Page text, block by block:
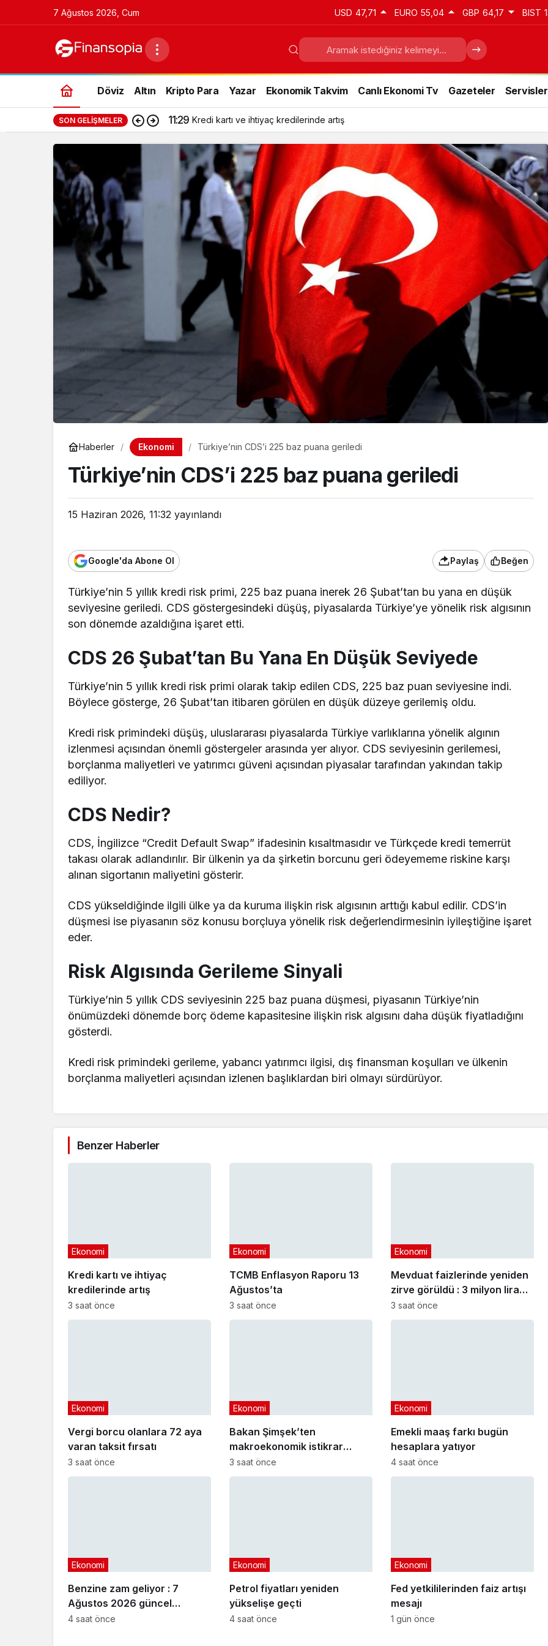
7 Ağustos 2026, Cum USD 47,71 EURO 55,04 GBP 64,17 BIST
Döviz Altın Kripto Para Yazar Ekonomik Takvim Canlı Ekonomi Tv Gazeteler Servisler
SON GELIŞMELER 11:29 Kredi kartı ve ihtiyaç kredilerinde artış
Haberler Ekonomi Türkiye’nin CDS’i 225 baz puana geriledi
Türkiye’nin CDS’i 225 baz puana geriledi
15 Haziran 2026, 11:32 yayınlandı
Google'da Abone Ol Paylaş Beğen
Türkiye’nin 5 yıllık kredi risk primi, 225 baz puana inerek 26 Şubat’tan bu yana en düşük
seviyesine geriledi. CDS göstergesindeki düşüş, piyasalarda Türkiye’ye yönelik risk algısının
son dönemde azaldığına işaret etti.
CDS 26 Şubat’tan Bu Yana En Düşük Seviyede
Türkiye’nin 5 yıllık kredi risk primi olarak takip edilen CDS, 225 baz puan seviyesine indi.
Böylece gösterge, 26 Şubat’tan itibaren görülen en düşük düzeye gerilemiş oldu.
Kredi risk primindeki düşüş, uluslararası piyasalarda Türkiye varlıklarına yönelik algının
izlenmesi açısından önemli göstergeler arasında yer alıyor. CDS seviyesinin gerilemesi,
borçlanma maliyetleri ve yatırımcı güveni açısından piyasalar tarafından yakından takip
ediliyor.
CDS Nedir?
CDS, İngilizce “Credit Default Swap” ifadesinin kısaltmasıdır ve Türkçede kredi temerrüt
takası olarak adlandırılır. Bir ülkenin ya da şirketin borcunu geri ödeyememe riskine karşı
alınan sigortanın maliyetini gösterir.
CDS yükseldiğinde ilgili ülke ya da kuruma ilişkin risk algısının arttığı kabul edilir. CDS’in
düşmesi ise piyasanın söz konusu borçluya yönelik risk değerlendirmesinin iyileştiğine işaret
eder.
Risk Algısında Gerileme Sinyali
Türkiye’nin 5 yıllık CDS seviyesinin 225 baz puana düşmesi, piyasanın Türkiye’nin
önümüzdeki dönemde borç ödeme kapasitesine ilişkin risk algısını daha düşük fiyatladığını
gösterdi.
Kredi risk primindeki gerileme, yabancı yatırımcı ilgisi, dış finansman koşulları ve ülkenin
borçlanma maliyetleri açısından izlenen başlıklardan biri olmayı sürdürüyor.
Benzer Haberler
Kredi kartı ve ihtiyaç
kredilerinde artış
Ekonomi
3 saat önce
TCMB Enflasyon Raporu 13
Ağustos’ta
Ekonomi
3 saat önce
Mevduat faizlerinde yeniden
zirve görüldü : 3 milyon liranın
aylık getirisi ne kadar oldu?
Ekonomi
3 saat önce
Vergi borcu olanlara 72 aya
varan taksit fırsatı
Ekonomi
3 saat önce
Bakan Şimşek’ten
makroekonomik istikrar
açıklaması
Ekonomi
3 saat önce
Emekli maaş farkı bugün
hesaplara yatıyor
Ekonomi
4 saat önce
Benzine zam geliyor : 7
Ağustos 2026 güncel
akaryakıt fiyatları
Ekonomi
4 saat önce
Petrol fiyatları yeniden
yükselişe geçti
Ekonomi
4 saat önce
Fed yetkililerinden faiz artışı
mesajı
Ekonomi
1 gün önce